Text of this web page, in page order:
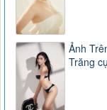
Ảnh
Trăng